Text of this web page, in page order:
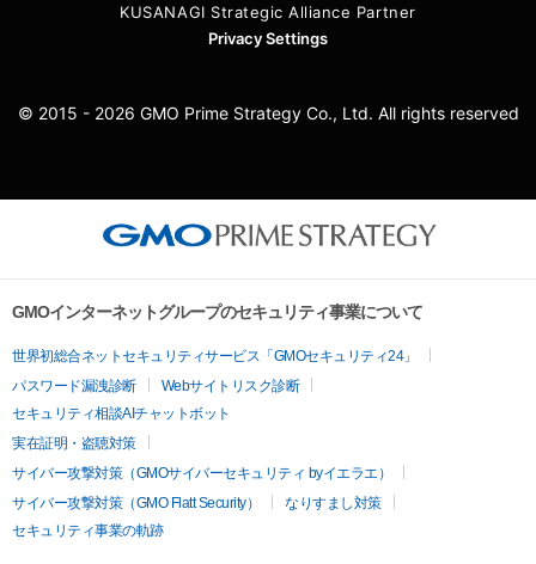
KUSANAGI Strategic Alliance Partner
Privacy Settings
© 2015 - 2026 GMO Prime Strategy Co., Ltd. All rights reserved
GMOインターネットグループのセキュリティ事業について
世界初総合ネットセキュリティサービス「GMOセキュリティ24」
パスワード漏洩診断
Webサイトリスク診断
セキュリティ相談AIチャットボット
実在証明・盗聴対策
サイバー攻撃対策（GMOサイバーセキュリティ byイエラエ）
サイバー攻撃対策（GMO Flatt Security）
なりすまし対策
セキュリティ事業の軌跡